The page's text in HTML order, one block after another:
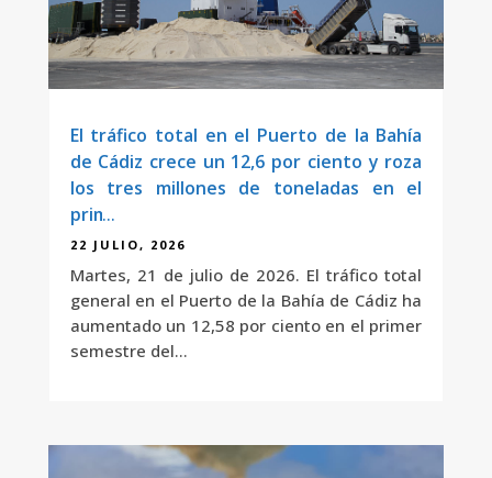
El tráfico total en el Puerto de la Bahía
de Cádiz crece un 12,6 por ciento y roza
los tres millones de toneladas en el
primer semestre del año
22 JULIO, 2026
Martes, 21 de julio de 2026. El tráfico total
general en el Puerto de la Bahía de Cádiz ha
aumentado un 12,58 por ciento en el primer
semestre del...